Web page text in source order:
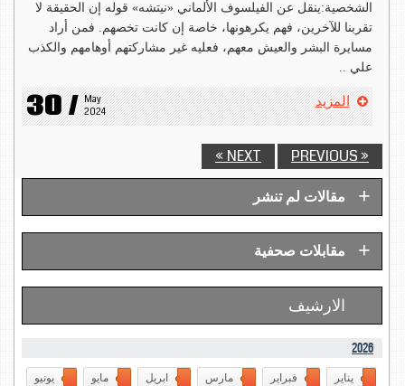
الشخصية:ينقل عن الفيلسوف الألماني «نيتشه» قوله إن الحقيقة لا
تقربنا للآخرين، فهم يكرهونها، خاصة إن كانت تخصهم. فمن أراد
مسايرة البشر والعيش معهم، فعليه غير مشاركتهم أوهامهم والكذب
علي ..
30 / May
2024
المزيد
« PREVIOUS
NEXT »
مقالات لم تنشر +
مقابلات صحفية +
الارشيف
2026
يناير فبراير مارس ابريل مايو يونيو